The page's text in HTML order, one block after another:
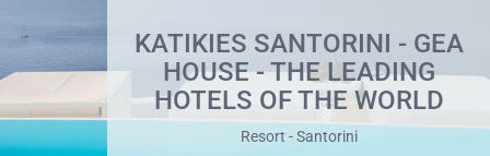
KATIKIES SANTORINI - GEA
HOUSE - THE LEADING
HOTELS OF THE WORLD
Resort - Santorini